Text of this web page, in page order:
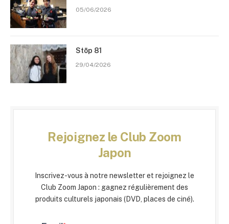
05/06/2026
Stōp 81
29/04/2026
Rejoignez le Club Zoom
Japon
Inscrivez-vous à notre newsletter et rejoignez le
Club Zoom Japon : gagnez régulièrement des
produits culturels japonais (DVD, places de ciné).